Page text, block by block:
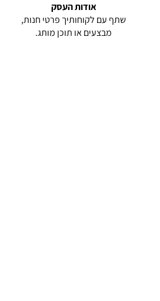
אודות העסק
שתף עם לקוחותיך פרטי חנות,
מבצעים או תוכן מותג.